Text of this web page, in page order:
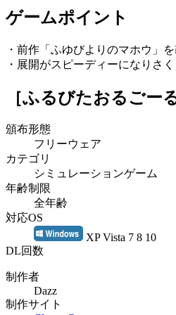
ゲームポイント
・前作「ふゆびよりのマホウ」
・展開がスピーディーになりさ
［ふるびたおるごー
頒布形態
フリーウェア
カテゴリ
シミュレーションゲーム
年齢制限
全年齢
対応OS
XP Vista 7 8 10
DL回数
制作者
Dazz
制作サイト